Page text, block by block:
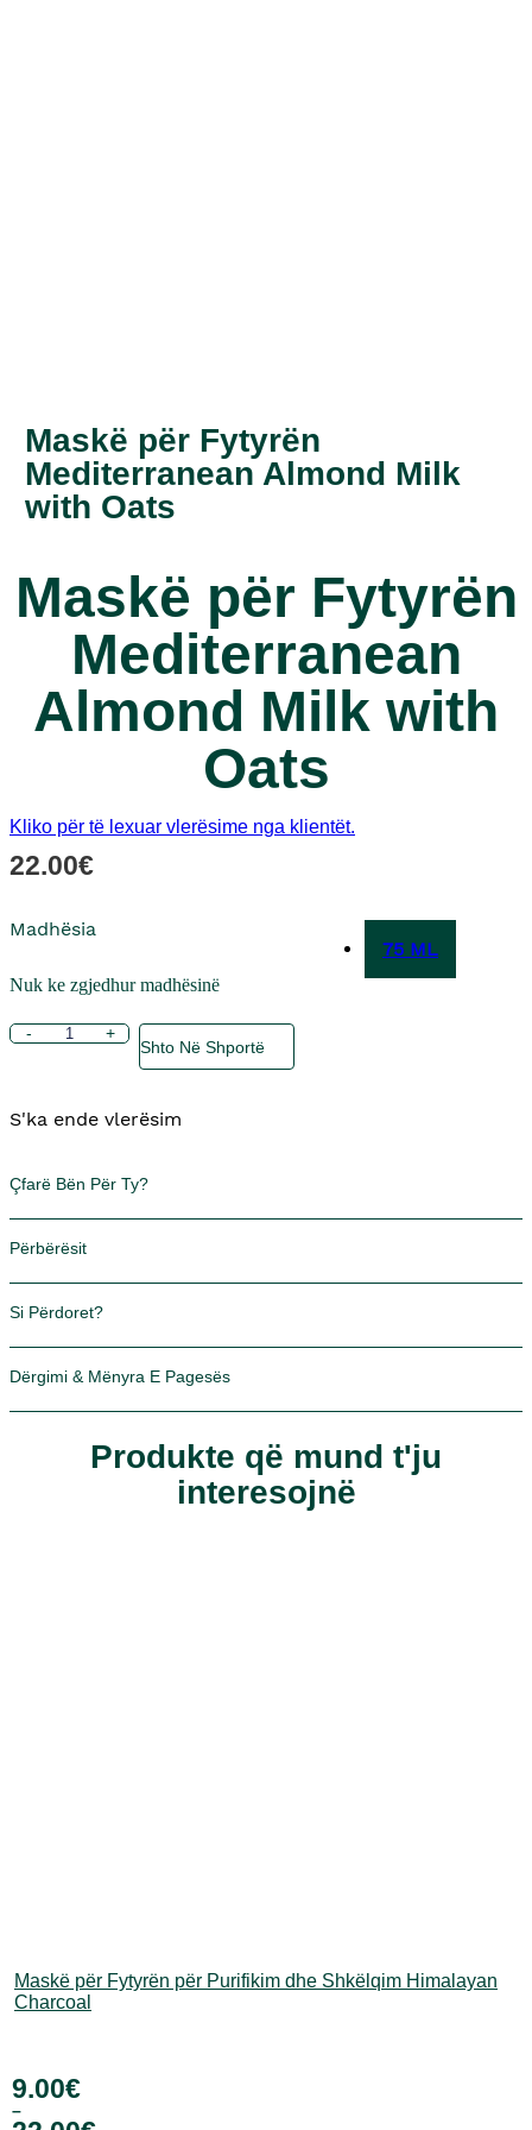
Maskë për Fytyrën
Mediterranean Almond Milk
with Oats
Maskë për Fytyrën
Mediterranean
Almond Milk with
Oats
Kliko për të lexuar vlerësime nga klientët.
22.00€
Madhësia
Nuk ke zgjedhur madhësinë
75 ML
-
Sasi
Mediterranean
with
Oats
+
Shto Në Shportë
S'ka ende vlerësim
Çfarë Bën Për Ty?
Përbërësit
Si Përdoret?
Dërgimi & Mënyra E Pagesës
Produkte që mund t'ju
interesojnë
Maskë për Fytyrën për Purifikim dhe Shkëlqim Himalayan
Charcoal
9.00€
–